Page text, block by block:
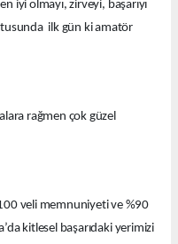
iyi olmayı, zirveyi, başarıyı
ilk gün ki amatör
rağmen çok güzel
veli memnuniyeti ve %90
kitlesel başarıdaki yerimizi